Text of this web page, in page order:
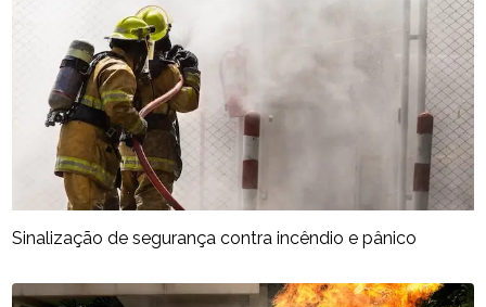
Sinalização de segurança contra incêndio e pânico